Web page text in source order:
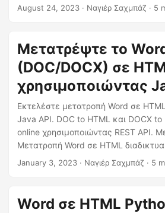
μορφή HTML συμβατή με τον ιστό.
«μετατροπής του Word σε HTML
August 24, 2023 · Ναγιέρ Σαχμπάζ · 5
Μετατρέψτε το
(DOC/DOCX) σε
χρησιμοποιώντας
Εκτελέστε μετατροπή Word σε
Java API. DOC to HTML και DOCX
online χρησιμοποιώντας REST API.
Μετατροπή Word σε HTML
προς βήμα για τον τρόπο εκτέλεσης
January 3, 2023 · Ναγιέρ Σαχμπάζ · 5
Word σε HTML